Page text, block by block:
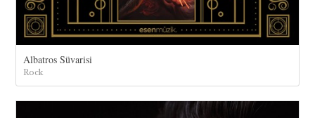
Albatros Süvarisi
Rock